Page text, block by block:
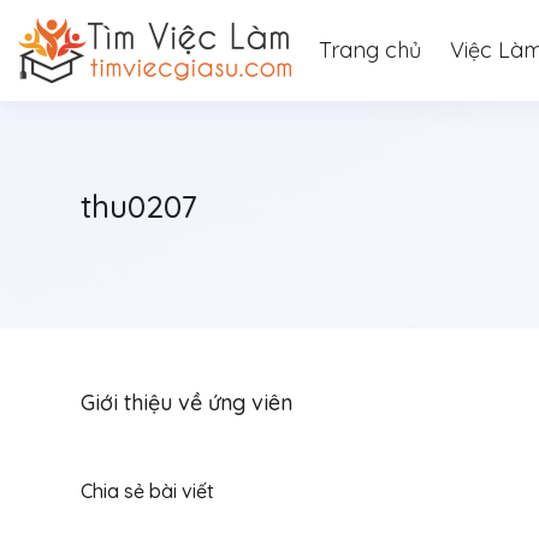
Trang chủ Việc
thu0207
Giới thiệu về ứng viên
Chia sẻ bài viết